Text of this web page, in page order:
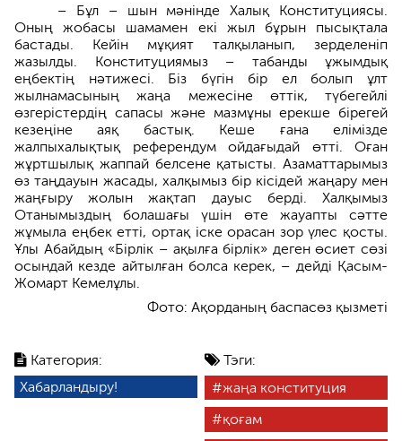
Категория:
Хабарландыру!
Тэги:
жаңа конституция
қоғам
– Бұл – шын мәнінде Халық Конституциясы.
Оның жобасы шамамен екі жыл бұрын пысықтала
бастады. Кейін мұқият талқыланып, зерделеніп
жазылды. Конституциямыз – табанды ұжымдық
еңбектің нәтижесі. Біз бүгін бір ел болып ұлт
жылнамасының жаңа межесіне өттік, түбегейлі
өзгерістердің сапасы және мазмұны ерекше бірегей
кезеңіне аяқ бастық. Кеше ғана елімізде
жалпыхалықтық референдум ойдағыдай өтті. Оған
жұртшылық жаппай белсене қатысты. Азаматтарымыз
өз таңдауын жасады, халқымыз бір кісідей жаңару мен
жаңғыру жолын жақтап дауыс берді. Халқымыз
Отанымыздың болашағы үшін өте жауапты сәтте
жұмыла еңбек етті, ортақ іске орасан зор үлес қосты.
Ұлы Абайдың «Бірлік – ақылға бірлік» деген өсиет сөзі
осындай кезде айтылған болса керек, – дейді Қасым-
Жомарт Кемелұлы.
Фото: Ақорданың баспасөз қызметі